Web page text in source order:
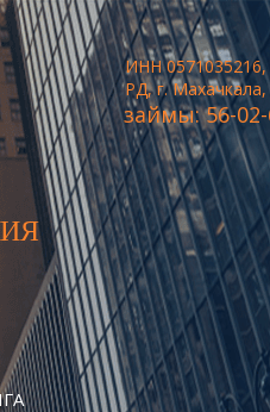
ИНН
РД, г. Махачкала,
займы: 56-02-